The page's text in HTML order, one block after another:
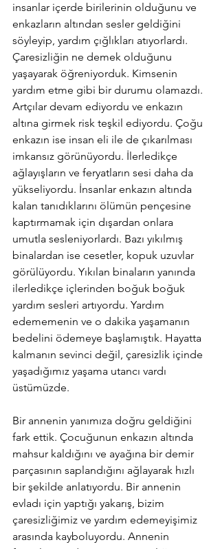
insanlar içerde birilerinin olduğunu ve
enkazların altından sesler geldiğini
söyleyip, yardım çığlıkları atıyorlardı.
Çaresizliğin ne demek olduğunu
yaşayarak öğreniyorduk. Kimsenin
yardım etme gibi bir durumu olamazdı.
Artçılar devam ediyordu ve enkazın
altına girmek risk teşkil ediyordu. Çoğu
enkazın ise insan eli ile de çıkarılması
imkansız görünüyordu. İlerledikçe
ağlayışların ve feryatların sesi daha da
yükseliyordu. İnsanlar enkazın altında
kalan tanıdıklarını ölümün pençesine
kaptırmamak için dışardan onlara
umutla sesleniyorlardı. Bazı yıkılmış
binalardan ise cesetler, kopuk uzuvlar
görülüyordu. Yıkılan binaların yanında
ilerledikçe içlerinden boğuk boğuk
yardım sesleri artıyordu. Yardım
edememenin ve o dakika yaşamanın
bedelini ödemeye başlamıştık. Hayatta
kalmanın sevinci değil, çaresizlik içinde
yaşadığımız yaşama utancı vardı
üstümüzde.
Bir annenin yanımıza doğru geldiğini
fark ettik. Çocuğunun enkazın altında
mahsur kaldığını ve ayağına bir demir
parçasının saplandığını ağlayarak hızlı
bir şekilde anlatıyordu. Bir annenin
evladı için yaptığı yakarış, bizim
çaresizliğimiz ve yardım edemeyişimiz
arasında kayboluyordu. Annenin